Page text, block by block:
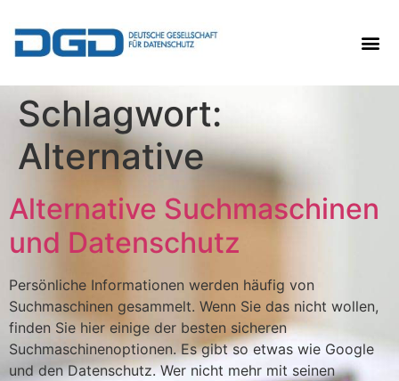
Schlagwort:
Alternative
Alternative Suchmaschinen
und Datenschutz
Persönliche Informationen werden häufig von
Suchmaschinen gesammelt. Wenn Sie das nicht wollen,
finden Sie hier einige der besten sicheren
Suchmaschinenoptionen. Es gibt so etwas wie Google
und den Datenschutz. Wer nicht mehr mit seinen